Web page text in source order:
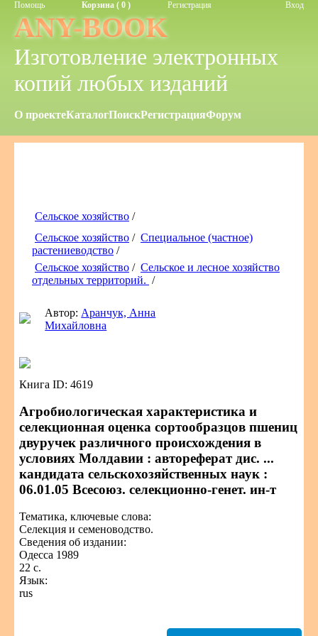
Помощь Корзина ( 0 ) Регистрация Вход
ANY-BOOK
Изготовление электронных
копий любых изданий
О проектеКаталогПоискРегистрацияФорум
Сельское хозяйство /
Сельское хозяйство / Специальное (частное)
растениеводство /
Сельское хозяйство / Сельское и лесное хозяйство
отдельных территорий. /
Автор: Аранчук, Анна
Михайловна
Книга ID: 4619
Агробиологическая характеристика и
селекционная оценка сортообразцов пшениц
двуручек различного происхождения в
условиях Молдавии : автореферат дис. ...
кандидата сельскохозяйственных наук :
06.01.05 Всесоюз. селекционно-генет. ин-т
Тематика, ключевые слова:
Селекция и семеноводство.
Сведения об издании:
Одесса 1989
22 с.
Язык:
rus